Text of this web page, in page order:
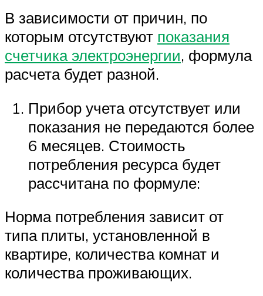
В зависимости от причин, по
которым отсутствуют показания
счетчика электроэнергии, формула
расчета будет разной.
Прибор учета отсутствует или
показания не передаются более
6 месяцев. Стоимость
потребления ресурса будет
рассчитана по формуле:
Норма потребления зависит от
типа плиты, установленной в
квартире, количества комнат и
количества проживающих.